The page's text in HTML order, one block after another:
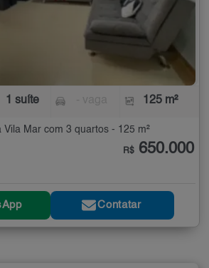
1 suíte 125 m²
Vila Mar com 3 quartos - 125 m²
R$ 650.000
Contatar